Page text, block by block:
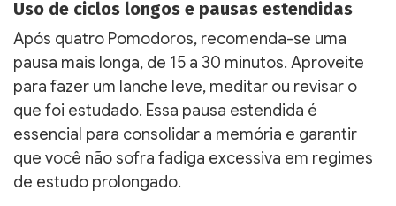
Uso de ciclos longos e pausas estendidas
Após quatro Pomodoros, recomenda-se uma
pausa mais longa, de 15 a 30 minutos. Aproveite
para fazer um lanche leve, meditar ou revisar o
que foi estudado. Essa pausa estendida é
essencial para consolidar a memória e garantir
que você não sofra fadiga excessiva em regimes
de estudo prolongado.